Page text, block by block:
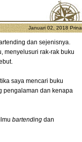
Januari 02, 2018 Prina
dan sejenisnya.
menyelusuri rak-rak buku
saya mencari buku
pengalaman dan kenapa
bartending dan